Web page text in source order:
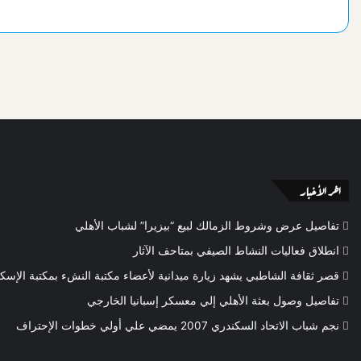
اخر الأخبار
تفاصيل عرض وشروط الزمالك لبيع “بيزيرا” لشباب الأهلي
انطلاق فعاليات النشاط الصيفي بمتاحف الآثار
قصر ثقافة الشاطبي يشهد زيارة ميدانية لأعضاء مكتبة النشء بمكتبة
تفاصيل وصول بعثة الأهلي إلي معسكر إسبانيا الخارجي
نجم شباب الاتحاد السكندري 2007 يمضي علي أولي خطوات الإحتراف